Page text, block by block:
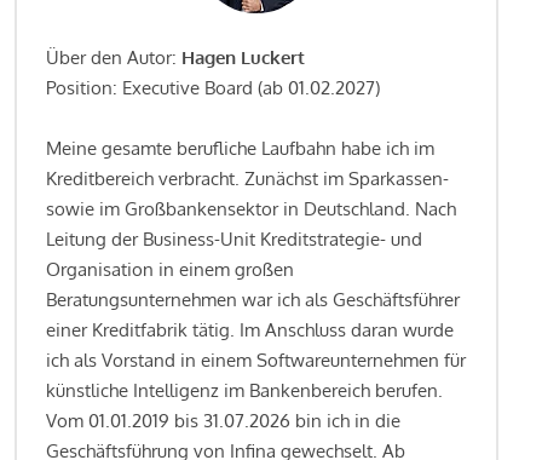
Über den Autor: Hagen Luckert
Position: Executive Board (ab 01.02.2027)
Meine gesamte berufliche Laufbahn habe ich im
Kreditbereich verbracht. Zunächst im Sparkassen-
sowie im Großbankensektor in Deutschland. Nach
Leitung der Business-Unit Kreditstrategie- und
Organisation in einem großen
Beratungsunternehmen war ich als Geschäftsführer
einer Kreditfabrik tätig. Im Anschluss daran wurde
ich als Vorstand in einem Softwareunternehmen für
künstliche Intelligenz im Bankenbereich berufen.
Vom 01.01.2019 bis 31.07.2026 bin ich in die
Geschäftsführung von Infina gewechselt. Ab